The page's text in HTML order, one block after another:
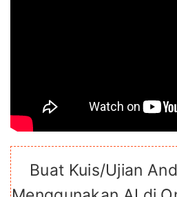
Buat Kuis/Ujian